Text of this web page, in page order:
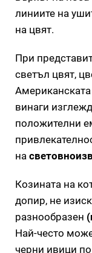
линиите на
на цвят.
При
светъл цвят,
винаги
положителни
на
Козината на
допир, не
разнообразен
Най-често
черни ивици